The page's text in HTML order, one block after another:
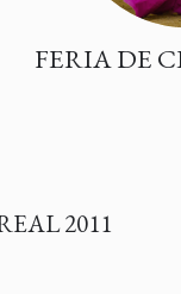
FERIA DE
2011